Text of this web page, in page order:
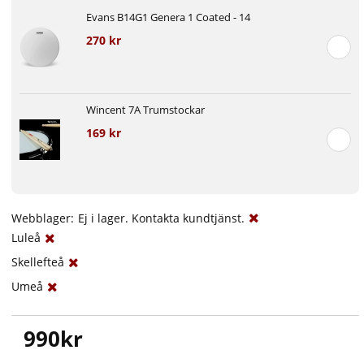
Evans B14G1 Genera 1 Coated - 14
270 kr
Wincent 7A Trumstockar
169 kr
Webblager: Ej i lager. Kontakta kundtjänst.
Luleå
Skellefteå
Umeå
990kr